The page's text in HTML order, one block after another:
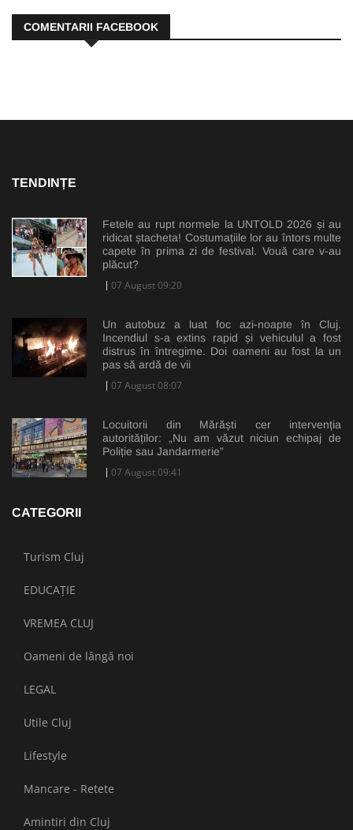
COMENTARII FACEBOOK
TENDINȚE
Fetele au rupt normele la UNTOLD 2026 și au
ridicat ștacheta! Costumațiile lor au întors multe
capete în prima zi de festival. Vouă care v-au
plăcut?
07 August 09:20
Un autobuz a luat foc azi-noapte în Cluj.
Incendiul s-a extins rapid și vehiculul a fost
distrus în întregime. Doi oameni au fost la un
pas să ardă de vii
07 August 08:07
Locuitorii din Mărăști cer intervenția
autorităților: „Nu am văzut niciun echipaj de
Poliție sau Jandarmerie”
07 August 09:41
CATEGORII
Turism Cluj
EDUCAȚIE
VREMEA CLUJ
Oameni de lângă noi
LEGAL
Utile Cluj
Lifestyle
Mancare - Retete
Amintiri din Cluj